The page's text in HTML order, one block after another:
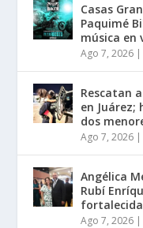
Casas
Paquimé
música en
Ago 7, 2026 |
Rescatan
en
dos
Ago 7, 2026 |
Angélica
Rubí
fortalecida
Ago 7, 2026 |